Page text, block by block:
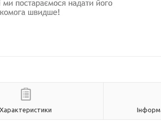
Характеристики